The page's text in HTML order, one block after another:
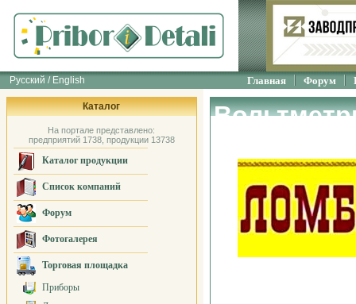
Русский / English Главная Форум
Каталог
На портале представлено:
предприятий 1738, продукции 13738
Каталог продукции
Список компаний
Форум
Фотогалерея
Торговая площадка
Приборы